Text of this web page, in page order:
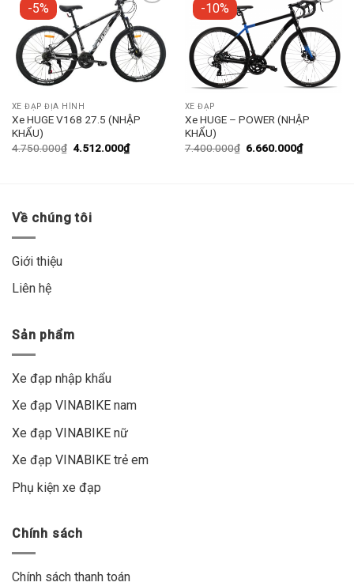
-5%
Add to
wishlist
XE ĐẠP ĐỊA HÌNH
Xe HUGE V168 27.5 (NHẬP
KHẨU)
4.750.000₫ 4.512.000₫
-10%
Add to
wishlist
XE ĐẠP
Xe HUGE – POWER (NHẬP
KHẨU)
7.400.000₫ 6.660.000₫
Về chúng tôi
Giới thiệu
Liên hệ
Sản phẩm
Xe đạp nhập khẩu
Xe đạp VINABIKE nam
Xe đạp VINABIKE nữ
Xe đạp VINABIKE trẻ em
Phụ kiện xe đạp
Chính sách
Chính sách thanh toán